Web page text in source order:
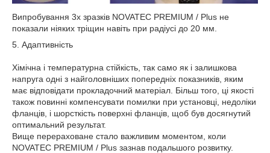
Випробування 3х зразків NOVATEC PREMIUM / Plus не
показали ніяких тріщин навіть при радіусі до 20 мм.
5. Адаптивність
Хімічна і температурна стійкість, так само як і залишкова
напруга одні з найголовніших попередніх показників, яким
має відповідати прокладочний матеріал. Більш того, ці якості
також повинні компенсувати помилки при установці, недоліки
фланців, і шорсткість поверхні фланців, щоб був досягнутий
оптимальний результат.
Вище перераховане стало важливим моментом, коли
NOVATEC PREMIUM / Plus зазнав подальшого розвитку.